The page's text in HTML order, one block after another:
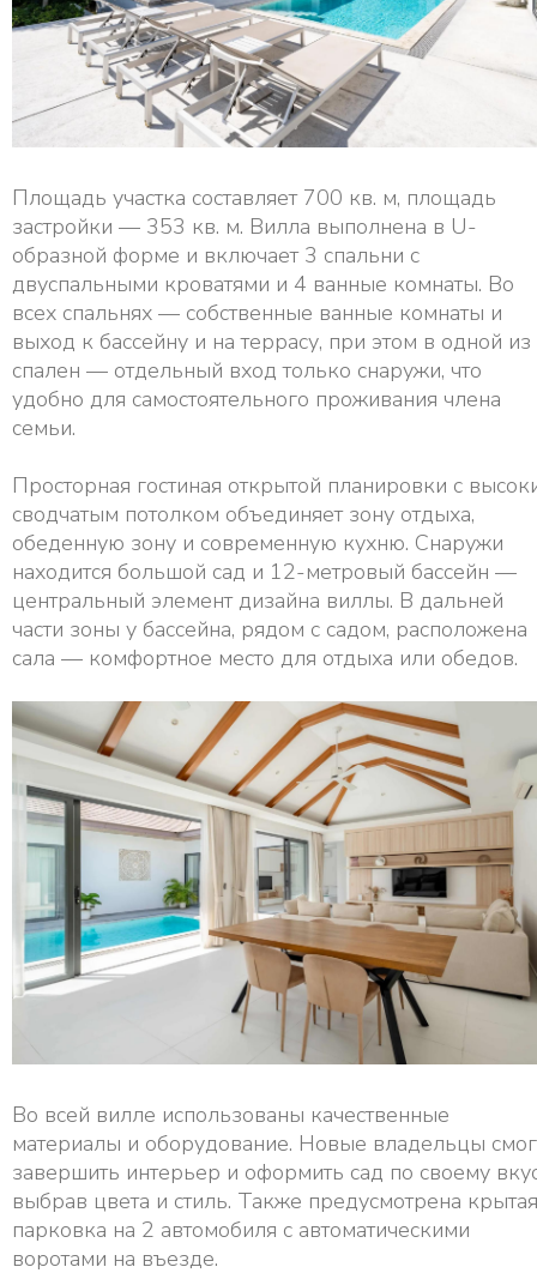
Площадь участка составляет 700 кв. м, площадь
застройки — 353 кв. м. Вилла выполнена в U-
образной форме и включает 3 спальни с
двуспальными кроватями и 4 ванные комнаты. Во
всех спальнях — собственные ванные комнаты и
выход к бассейну и на террасу, при этом в одной из
спален — отдельный вход только снаружи, что
удобно для самостоятельного проживания члена
семьи.
Просторная гостиная открытой планировки с
сводчатым потолком объединяет зону отдыха,
обеденную зону и современную кухню. Снаружи
находится большой сад и 12-метровый бассейн —
центральный элемент дизайна виллы. В дальней
части зоны у бассейна, рядом с садом, расположена
сала — комфортное место для отдыха или обедов.
Во всей вилле использованы качественные
материалы и оборудование. Новые владельцы
завершить интерьер и оформить сад по своему
выбрав цвета и стиль. Также предусмотрена крытая
парковка на 2 автомобиля с автоматическими
воротами на въезде.